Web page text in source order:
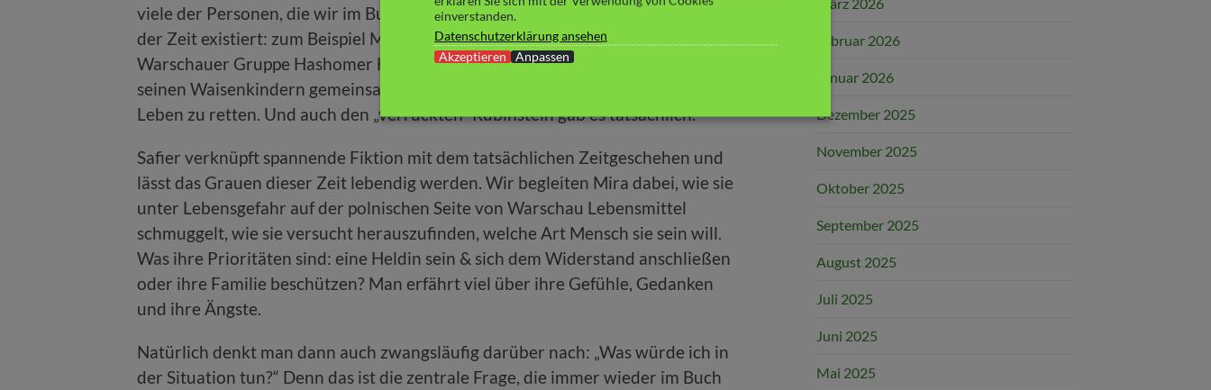
viele der Personen, die wir im Buch kennenlernen dürfen, haben tatsächlich zu
der Zeit existiert: zum Beispiel Mordechaj Anielewicz – der Anführer der
Warschauer Gruppe Hashomer Hatzair und Janusz Korczak, der lieber mit
seinen Waisenkindern gemeinsam in den Tod gegangen ist, als sein eigenes
Leben zu retten. Und auch den „verrückten“ Rubinstein gab es tatsächlich.
Safier verknüpft spannende Fiktion mit dem tatsächlichen Zeitgeschehen und
lässt das Grauen dieser Zeit lebendig werden. Wir begleiten Mira dabei, wie sie
unter Lebensgefahr auf der polnischen Seite von Warschau Lebensmittel
schmuggelt, wie sie versucht herauszufinden, welche Art Mensch sie sein will.
Was ihre Prioritäten sind: eine Heldin sein & sich dem Widerstand anschließen
oder ihre Familie beschützen? Man erfährt viel über ihre Gefühle, Gedanken
und ihre Ängste.
Natürlich denkt man dann auch zwangsläufig darüber nach: „Was würde ich in
der Situation tun?“ Denn das ist die zentrale Frage, die immer wieder im Buch
Februar 2026
Januar 2026
Dezember 2025
November 2025
Oktober 2025
September 2025
August 2025
Juli 2025
Juni 2025
Mai 2025
einverstanden.
Datenschutzerklärung ansehen
Akzeptieren
Anpassen